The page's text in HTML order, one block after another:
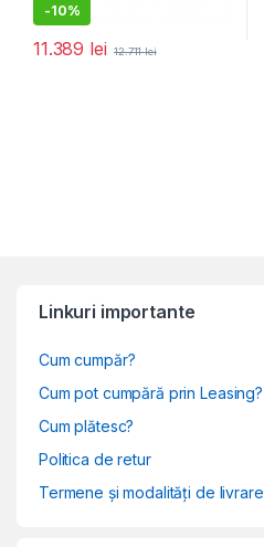
-10%
11.389 lei 12.711lei
Linkuri importante
Cum cumpăr?
Cum pot cumpără prin Leasing?
Cum plătesc?
Politica de retur
Termene și modalități de livrare